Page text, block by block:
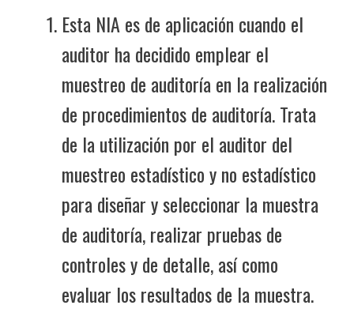
Esta NIA es de aplicación cuando el
auditor ha decidido emplear el
muestreo de auditoría en la realización
de procedimientos de auditoría. Trata
de la utilización por el auditor del
muestreo estadístico y no estadístico
para diseñar y seleccionar la muestra
de auditoría, realizar pruebas de
controles y de detalle, así como
evaluar los resultados de la muestra.